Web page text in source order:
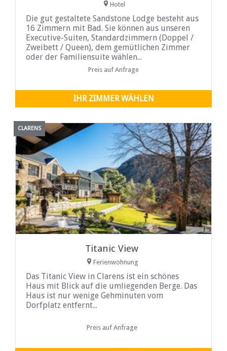
Hotel
Die gut gestaltete Sandstone Lodge besteht aus
16 Zimmern mit Bad. Sie können aus unseren
Executive-Suiten, Standardzimmern (Doppel /
Zweibett / Queen), dem gemütlichen Zimmer
oder der Familiensuite wählen...
Preis auf Anfrage
IHR ZIMMER WÄHLEN
CLARENS
Titanic View
Ferienwohnung
Das Titanic View in Clarens ist ein schönes
Haus mit Blick auf die umliegenden Berge. Das
Haus ist nur wenige Gehminuten vom
Dorfplatz entfernt...
Preis auf Anfrage